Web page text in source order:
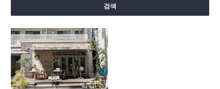
사카이스지선
이마자토스지선 뉴트램
검색